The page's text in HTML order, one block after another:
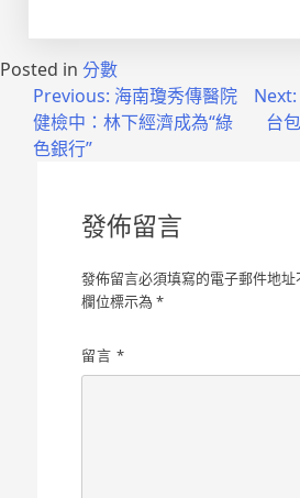
Posted in 分數
Previous: 海南瓊秀傳醫院
健檢中：林下經濟成為“綠
色銀行”
Next:
台
發佈留言
發佈留言必須填寫的電子郵件地址
欄位標示為*
留言*